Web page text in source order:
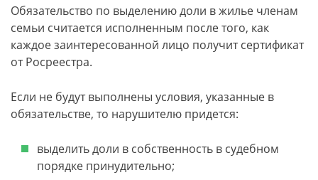
Обязательство по выделению доли в жилье членам
семьи считается исполненным после того, как
каждое заинтересованной лицо получит сертификат
от Росреестра.
Если не будут выполнены условия, указанные в
обязательстве, то нарушителю придется:
выделить доли в собственность в судебном
порядке принудительно;